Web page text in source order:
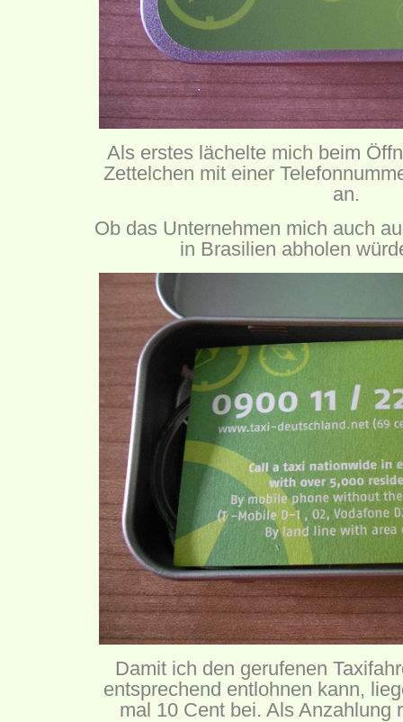
Als erstes lächelte mich beim
Zettelchen mit einer
an.
Ob das Unternehmen mich auch
in Brasilien abholen
Damit ich den gerufenen
entsprechend entlohnen kann,
mal 10 Cent bei. Als Anzahlung